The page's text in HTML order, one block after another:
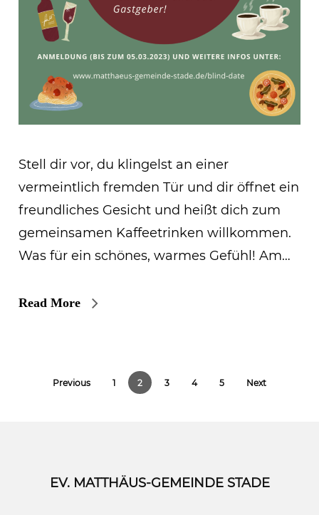
Stell dir vor, du klingelst an einer
vermeintlich fremden Tür und dir öffnet ein
freundliches Gesicht und heißt dich zum
gemeinsamen Kaffeetrinken willkommen.
Was für ein schönes, warmes Gefühl! Am…
Read More
Previous 1 2 3 4 5 Next
EV. MATTHÄUS-GEMEINDE STADE